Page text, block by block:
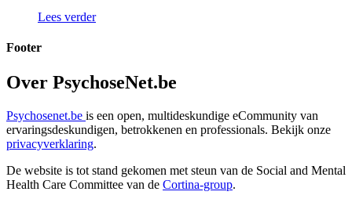
Lees verder
Footer
Over PsychoseNet.be
Psychosenet.be is een open, multideskundige eCommunity van
ervaringsdeskundigen, betrokkenen en professionals. Bekijk onze
privacyverklaring.
De website is tot stand gekomen met steun van de Social and Mental
Health Care Committee van de Cortina-group.